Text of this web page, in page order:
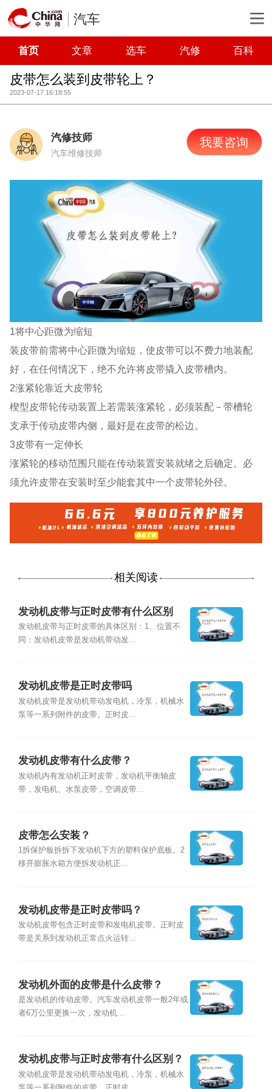
汽车
首页 文章 选车 汽修 百科
皮带怎么装到皮带轮上？
2023-07-17 16:18:55
汽修技师
汽车维修技师
我要咨询
1将中心距微为缩短
装皮带前需将中心距微为缩短，使皮带可以不费力地装配
好，在任何情况下，绝不允许将皮带撬入皮带槽内。
2涨紧轮靠近大皮带轮
楔型皮带轮传动装置上若需装涨紧轮，必须装配－带槽轮
支承于传动皮带内侧，最好是在皮带的松边。
3皮带有一定伸长
涨紧轮的移动范围只能在传动装置安装就绪之后确定。必
须允许皮带在安装时至少能套其中一个皮带轮外径。
相关阅读
发动机皮带与正时皮带有什么区别
发动机皮带与正时皮带的具体区别：1、位置不
同：发动机皮带是发动机带动发...
发动机皮带是正时皮带吗
发动机皮带是发动机带动发电机，冷泵，机械水
泵等一系列附件的皮带。正时皮...
发动机皮带有什么皮带？
发动机内有发动机正时皮带，发动机平衡轴皮
带，发电机、水泵皮带，空调皮带...
皮带怎么安装？
1拆保护板拆拆下发动机下方的塑料保护底板。2
移开膨胀水箱方便拆发动机正...
发动机皮带是正时皮带吗？
发动机皮带包含正时皮带和发电机皮带。正时皮
带是关系到发动机正常点火运转...
发动机外面的皮带是什么皮带？
是发动机的传动皮带。汽车发动机皮带一般2年或
者6万公里更换一次，发动机...
发动机皮带与正时皮带有什么区别？
发动机皮带是发动机带动发电机，冷泵，机械水